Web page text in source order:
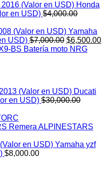
Honda
en USD) $4,000.00
Yamaha
USD) $7,000.00 El
precio
$6,500.00El
Batería moto NRG
Ducati
en USD) $30,000.00
Remera ALPINESTARS
Yamaha yzf
$8,000.00